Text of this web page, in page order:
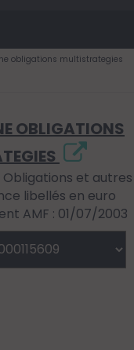
obligations multistrategies
OBLIGATIONS
Obligations et autres
libellés en euro
AMF : 01/07/2003